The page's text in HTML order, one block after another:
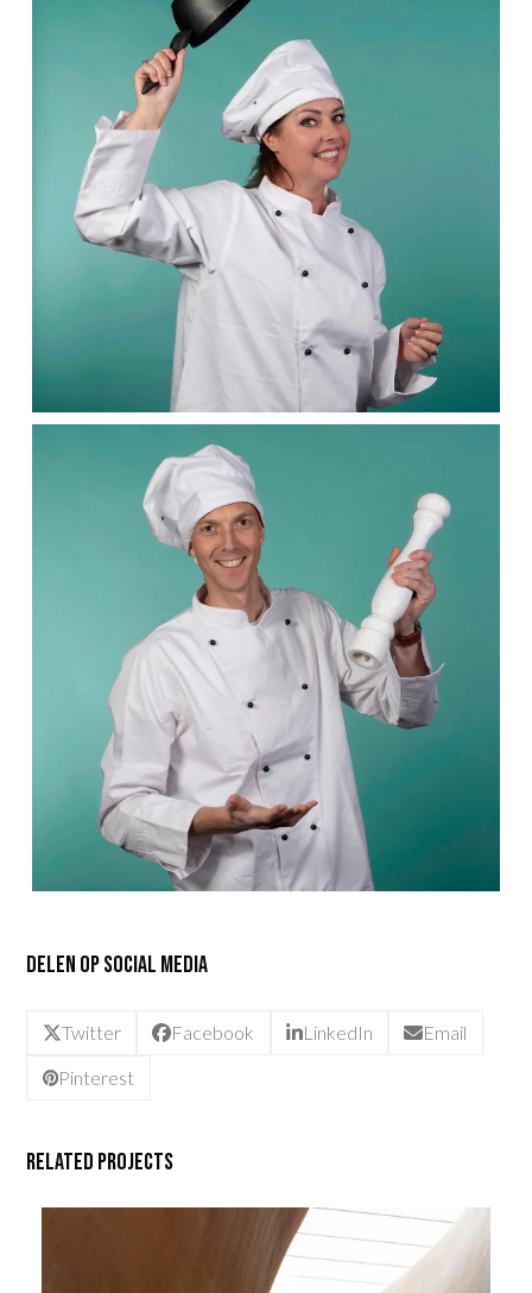
Delen op social media
Twitter Facebook LinkedIn Email
Pinterest
Related Projects